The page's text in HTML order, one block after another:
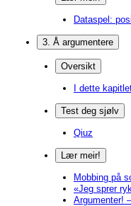
Dataspel:
3. Å argumentere
Oversikt
I dette
Test deg sjølv
Qiuz
Lær meir!
Mobbing på
«Jeg sprer
Argumenter!